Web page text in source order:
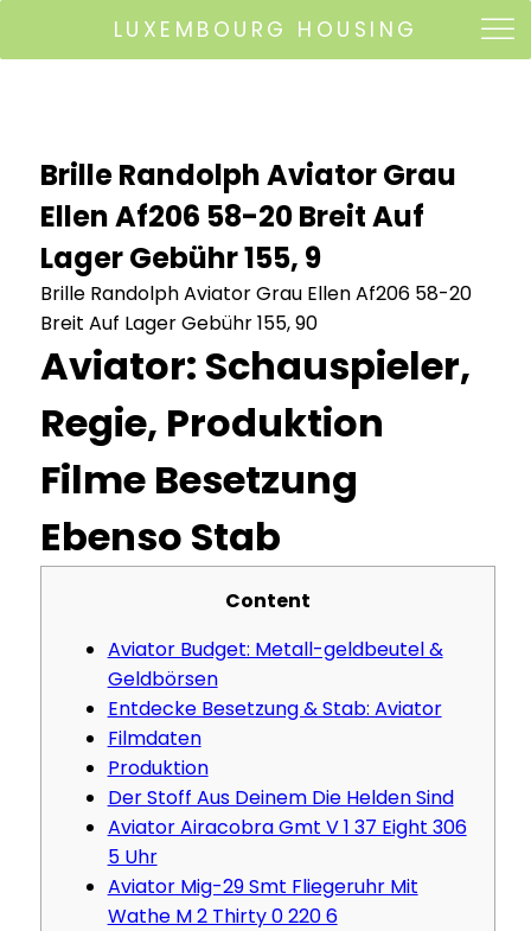
LUXEMBOURG HOUSING
Brille Randolph Aviator Grau
Ellen Af206 58-20 Breit Auf
Lager Gebühr 155, 9
Brille Randolph Aviator Grau Ellen Af206 58-20
Breit Auf Lager Gebühr 155, 90
Aviator: Schauspieler,
Regie, Produktion
Filme Besetzung
Ebenso Stab
Content
Aviator Budget: Metall-geldbeutel &
Geldbörsen
Entdecke Besetzung & Stab: Aviator
Filmdaten
Produktion
Der Stoff Aus Deinem Die Helden Sind
Aviator Airacobra Gmt V 1 37 Eight 306
5 Uhr
Aviator Mig-29 Smt Fliegeruhr Mit
Wathe M 2 Thirty 0 220 6